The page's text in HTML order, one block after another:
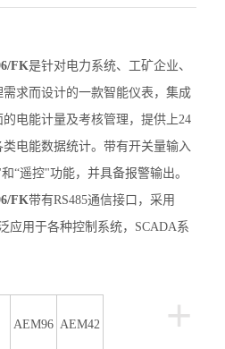
FK是针对电力系统、工矿企业、
求而设计的一款智能仪表，集成
的电能计量及考核管理，提供上24
类电能数据统计。带有开关量输入
“遥控"功能，并具备报警输出。
FK带有RS485通信接口，采用
应用于各种控制系统，SCADA系
+
AEM96 AEM42